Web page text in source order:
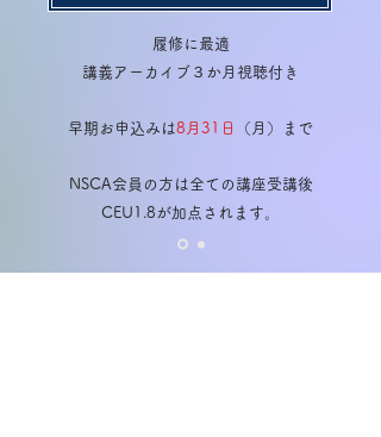
履修に最適
講義アーカイブ３か月視聴付き
早期お申込みは8月31日 （月）まで
NSCA会員の方は全ての講座受講後
​CEU1.8が加点されます。